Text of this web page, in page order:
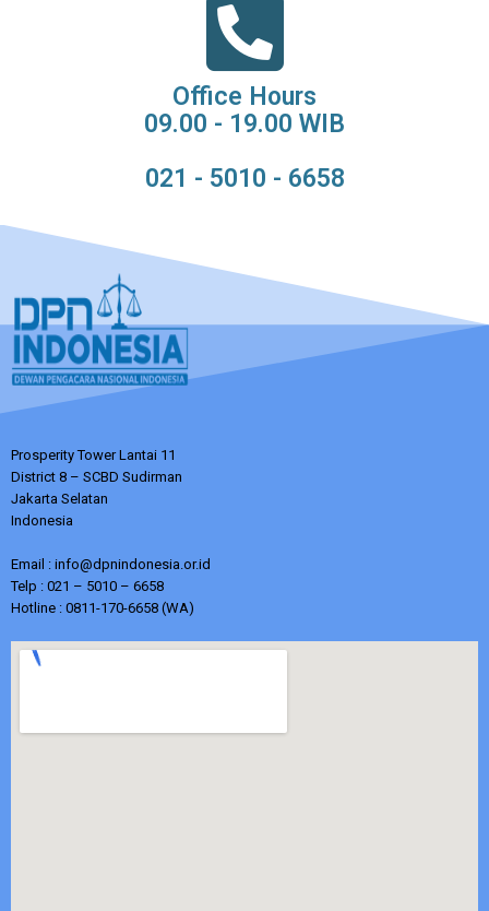
Office Hours
09.00 - 19.00 WIB
021 - 5010 - 6658
Prosperity Tower Lantai 11
District 8 – SCBD Sudirman
Jakarta Selatan
Indonesia
Email : info@dpnindonesia.or.id
Telp : 021 – 5010 – 6658
Hotline : 0811-170-6658 (WA)